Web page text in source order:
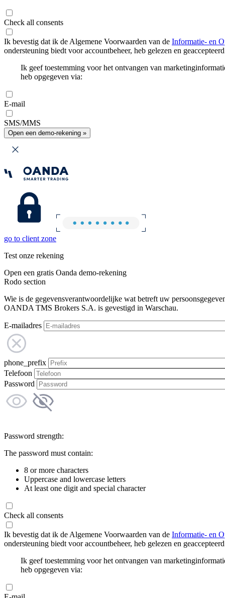
Check all consents
Ik bevestig dat ik de Algemene Voorwaarden van de Informatie- en
ondersteuning biedt voor accountbeheer, heb gelezen en
Ik geef toestemming voor het ontvangen van
heb opgegeven via:
E-mail
SMS/MMS
Open een demo-rekening »
go to client zone
Test onze rekening
Open een gratis Oanda demo-rekening
Rodo section
Wie is de gegevensverantwoordelijke wat betreft uw
OANDA TMS Brokers S.A. is gevestigd in Warschau.
E-mailadres
phone_prefix
Telefoon
Password
Password strength:
The password must contain:
8 or more characters
Uppercase and lowercase letters
At least one digit and special character
Check all consents
Ik bevestig dat ik de Algemene Voorwaarden van de Informatie- en
ondersteuning biedt voor accountbeheer, heb gelezen en
Ik geef toestemming voor het ontvangen van
heb opgegeven via: